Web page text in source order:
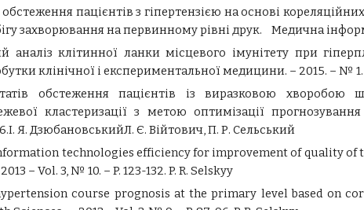
обстеження пацієнтів з гіпертензією на основі
захворювання на первинному рівні друк. Медична
клітинної ланки місцевого імунітету при
клінічної і експериментальної медицини. – 2015. – № 1.
обстеження пацієнтів із виразковою хворобою
кластеризації з метою оптимізації
Я. ДзюбановськийЛ. Є. Війтович, П. Р. Сельський
technologies efficiency for improvement of quality
– Vol. 3, № 10. – P. 123-132. P. R. Selskyy
course prognosis at the primary level based on